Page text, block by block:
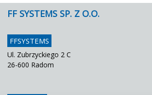
FF SYSTEMS SP. Z O.O.
FFSYSTEMS
Ul. Zubrzyckiego 2 C
26-600 Radom